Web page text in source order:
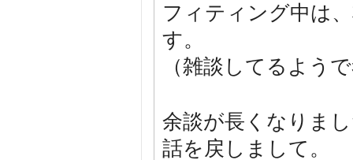
フィティング中は
す。
（雑談してるよう
余談が長くなりま
話を戻しまして。